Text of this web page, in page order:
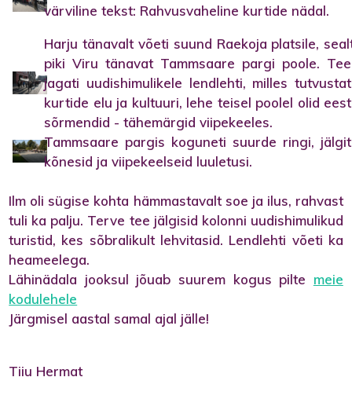
värviline tekst: Rahvusvaheline kurtide nädal.
Harju tänavalt võeti suund Raekoja platsile,
piki Viru tänavat Tammsaare pargi poole.
jagati uudishimulikele lendlehti, milles
kurtide elu ja kultuuri, lehe teisel poolel olid
sõrmendid - tähemärgid viipekeeles.
Tammsaare pargis koguneti suurde ringi,
kõnesid ja viipekeelseid luuletusi.
Ilm oli sügise kohta hämmastavalt soe ja ilus, rahvast
tuli ka palju. Terve tee jälgisid kolonni uudishimulikud
turistid, kes sõbralikult lehvitasid. Lendlehti võeti ka
heameelega.
Lähinädala jooksul jõuab suurem kogus pilte meie
kodulehele
Järgmisel aastal samal ajal jälle!
Tiiu Hermat